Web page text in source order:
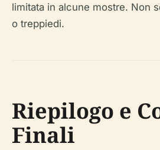
limitata in alcune mostre. Non
o treppiedi.
Riepilogo e
Finali